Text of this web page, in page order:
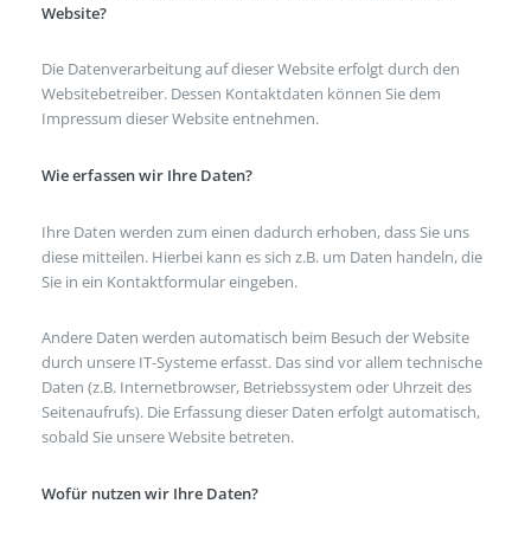
Website?
Die Datenverarbeitung auf dieser Website erfolgt durch den
Websitebetreiber. Dessen Kontaktdaten können Sie dem
Impressum dieser Website entnehmen.
Wie erfassen wir Ihre Daten?
Ihre Daten werden zum einen dadurch erhoben, dass Sie uns
diese mitteilen. Hierbei kann es sich z.B. um Daten handeln, die
Sie in ein Kontaktformular eingeben.
Andere Daten werden automatisch beim Besuch der Website
durch unsere IT-Systeme erfasst. Das sind vor allem technische
Daten (z.B. Internetbrowser, Betriebssystem oder Uhrzeit des
Seitenaufrufs). Die Erfassung dieser Daten erfolgt automatisch,
sobald Sie unsere Website betreten.
Wofür nutzen wir Ihre Daten?